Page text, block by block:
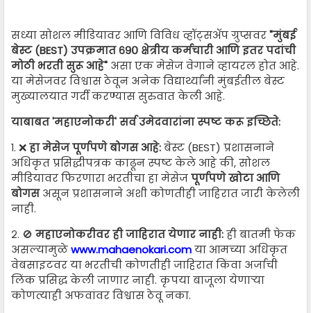
सध्या सोशल मीडियावर आणि विविध व्हॉट्सॲप ग्रुप्सवर"मुंबई
बेस्ट (BEST) उपक्रमात ६९० क्षेत्रीय कर्मचारी आणि इतर पदांची
मोठी भरती सुरू आहे" असा एक मेसेज वेगाने व्हायरल होत आहे.
या मेसेजवर विश्वास ठेवून अनेक विद्यार्थ्यांनी मुंबईतील बेस्ट
मुख्यालयात गर्दी करण्यास सुरुवात केली आहे.
याबाबत 'महाएनोकरी' सर्व उमेदवारांना स्पष्ट करू इच्छिते:
१. ❌हा मेसेज पूर्णपणे बोगस आहे:बेस्ट (BEST) प्रशासनाने
अधिकृत प्रसिद्धीपत्रक काढून स्पष्ट केले आहे की, सोशल
मीडियावर फिरणारा भरतीचा हा मेसेजपूर्णपणे खोटा आणि
बोगसअसून प्रशासनाने अशी कोणतीही जाहिरात जारी केलेली
नाही.
२. 🚫 महाएनोकरीवर ही जाहिरात येणार नाही:ही बातमी फेक
असल्यामुळेwww.mahaenokari.comया आमच्या अधिकृत
वेबसाइटवर या भरतीची कोणतीही जाहिरात किंवा अर्जाची
लिंक प्रसिद्ध केली जाणार नाही. कृपया बाजूला येणाऱ्या
कोणत्याही अफवांवर विश्वास ठेवू नका.